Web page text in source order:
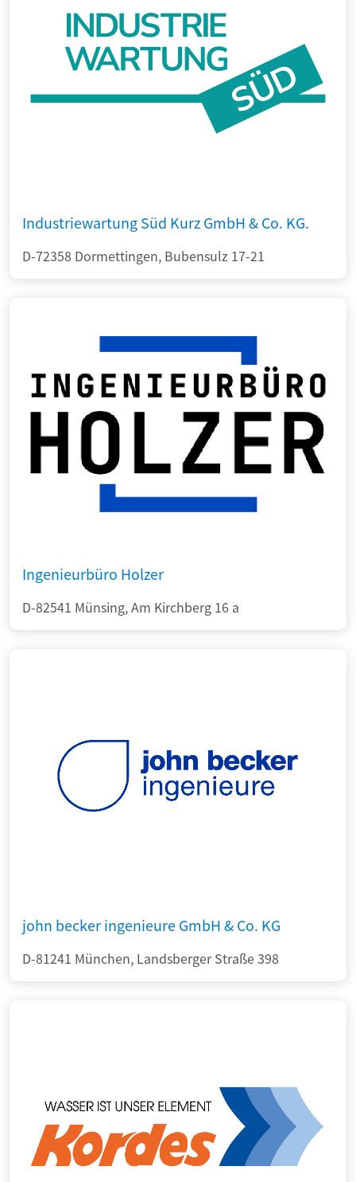
Industriewartung Süd Kurz GmbH & Co. KG.
D-72358 Dormettingen, Bubensulz 17-21
Ingenieurbüro Holzer
D-82541 Münsing, Am Kirchberg 16 a
john becker ingenieure GmbH & Co. KG
D-81241 München, Landsberger Straße 398